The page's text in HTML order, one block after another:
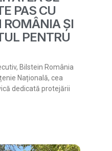
PAS CU
ROMÂNIA ȘI
PENTRU
Bilstein România
Națională, cea
dedicată protejării